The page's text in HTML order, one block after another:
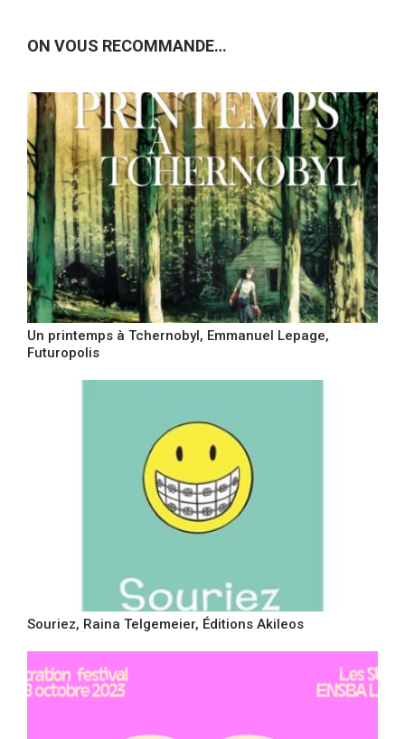
ON VOUS RECOMMANDE…
Un printemps à Tchernobyl, Emmanuel Lepage,
Futuropolis
Souriez, Raina Telgemeier, Éditions Akileos